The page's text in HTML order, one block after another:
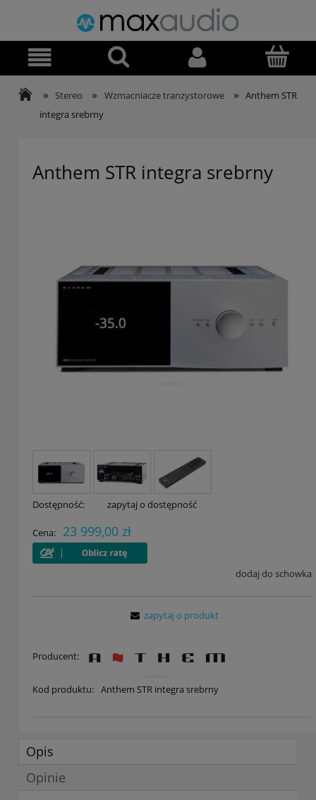
» Stereo » Wzmacniacze tranzystorowe » Anthem STR
integra srebrny
Anthem STR integra srebrny
Dostępność: zapytaj o dostępność
Cena: 23 999,00 zł
dodaj do schowka
Producent:
Kod produktu: Anthem STR integra srebrny
zapytaj o produkt
Opis
Opinie